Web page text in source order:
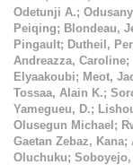
Odetunji A.;
Peiqing; Blondeau,
Pingault; Dutheil,
Andreazza, Caroline;
Elyaakoubi; Meot,
Tossaa, Alain K.;
Yamegueu, D.;
Olusegun Michael ;
Gaetan Zebaz, Kana;
Oluchuku;